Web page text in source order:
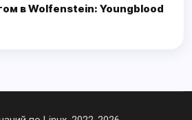
в Wolfenstein: Youngblood